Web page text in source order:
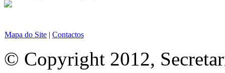
Mapa do Site | Contactos
© Copyright 2012,